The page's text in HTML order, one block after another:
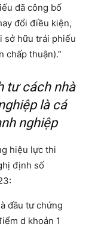
đã công bố
đổi điều kiện,
sở hữu trái phiếu
chấp thuận).”
tư cách nhà
là cá
nghiệp
hiệu lực thi
định số
đầu tư chứng
d khoản 1